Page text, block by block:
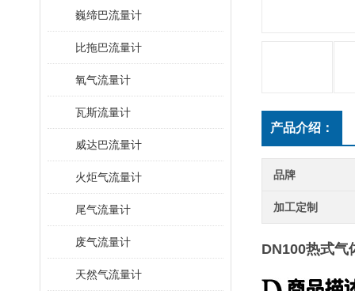
巍缔巴流量计
比拖巴流量计
氧气流量计
瓦斯流量计
威达巴流量计
火炬气流量计
尾气流量计
废气流量计
天然气流量计
产品介绍：
品牌
加工定制
DN100热式气